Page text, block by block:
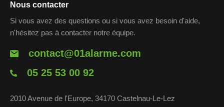
Nous contacter
Si vous avez des questions ou si vous avez besoin d'aide,
n'hésitez pas à contacter notre équipe.
contact@01alarme.com
05 25 53 00 92
2010 Avenue de l'Europe, 34170 Castelnau-Le-Lez